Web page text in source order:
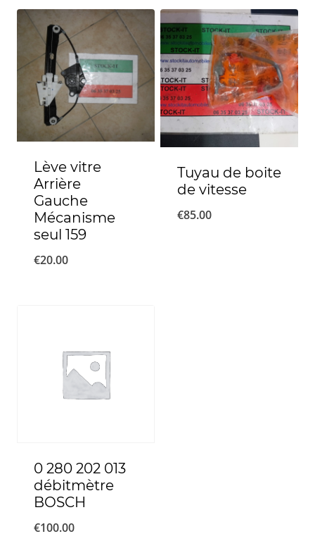
Lève vitre
Arrière
Gauche
Mécanisme
seul 159
€20.00
Tuyau de boite
de vitesse
€85.00
0 280 202 013
débitmètre
BOSCH
€100.00